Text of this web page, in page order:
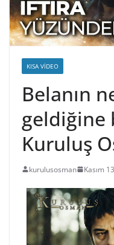
KISA VIDEO
Belanın
geldiğine
Kuruluş
kurulusosman Kasım